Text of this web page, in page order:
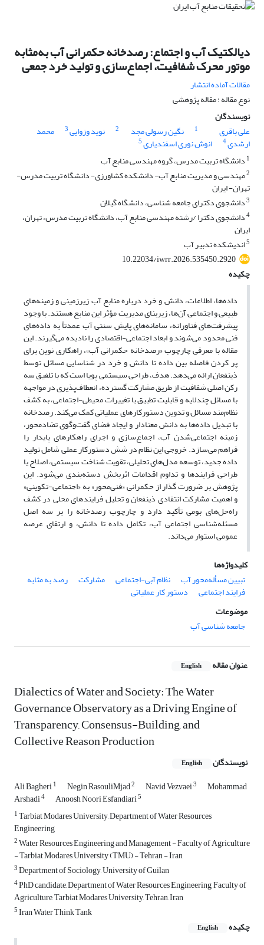
دیالکتیک آب و اجتماع: رصدخانه حکمرانی آب به‌مثابه
موتور محرک شفافیت، اجماع‌سازی و تولید خرد جمعی
مقالات آماده انتشار
نوع مقاله : مقاله پژوهشی
نویسندگان
علی باقری
1 نگین رسولی مجد 2 نوید وزوایی3 محمد
ارشدی4 انوش نوری اسفندیاری5
1 دانشگاه تربیت مدرس، گروه مهندسی منابع آب
2مهندسی و مدیریت منابع آب- دانشکده کشاورزی- دانشگاه تربیت مدرس-
تهران- ایران
3دانشجوی دکترای جامعه شناسی، دانشگاه گیلان
4دانشجوی دکترا /رشته مهندسی منابع آب، دانشگاه تربیت مدرس، تهران،
ایران
5اندیشکده تدبیر آب
10.22034/iwrr.2026.535450.2920
چکیده
داده‌ها، اطلاعات، دانش و خرد درباره منابع آب زیرزمینی و زمینه‌های
طبیعی و اجتماعی آن‌ها، زیربنای مدیریت مؤثر این منابع هستند. با وجود
پیشرفت‌های فناورانه، سامانه‌های پایش سنتی آب عمدتاً به داده‌های
فنی محدود می‌شوند و ابعاد اجتماعی-اقتصادی را نادیده می‌گیرند. این
مقاله با معرفی چارچوب «رصدخانه حکمرانی آب»، راهکاری نوین برای
پر کردن فاصله بین داده تا دانش و خرد در شناسایی مسائل توسط
ذینفعان ارائه می‌دهد. هدف، طراحی سیستمی پویا است که با تلفیق سه
رکن اصلی شفافیت از طریق مشارکت گسترده، انعطاف‌پذیری در مواجهه
با مسائل چندلایه و قابلیت تطبیق با تغییرات محیطی-اجتماعی، به کشف
نظام‌مند مسائل و تدوین دستورکارهای عملیاتی کمک می‌کند. رصدخانه
با تبدیل داده‌ها به دانش معنادار و ایجاد فضای گفت‌وگوی تضادمحور،
زمینه اجتماعی‌شدن آب، اجماع‌سازی و اجرای راهکارهای پایدار را
فراهم می‌سازد. خروجی این نظام در شش دستورکار عملی شامل تولید
داده جدید، توسعه مدل‌های تحلیلی، تقویت شناخت سیستمی، اصلاح یا
طراحی فرایندها و تداوم اقدامات اثربخش دسته‌بندی می‌شود. این
پژوهش بر ضرورت گذار از حکمرانی «فنی‌محور» به «اجتماعی-تکوینی»
و اهمیت مشارکت انتقادی ذینفعان و تحلیل فرایندهای محلی در کشف
راه‌حل‌های بومی تأکید دارد و چارچوب رصدخانه را بر سه اصل
مسئله‌شناسی اجتماعی آب، تکامل داده تا دانش، و ارتقای عرصه
عمومی استوار می‌داند.
کلیدواژه‌ها
تبیین مسأله‌محور آب
نظام آبی-اجتماعی مشارکت رصد به مثابه
فرایند اجتماعی
دستور کار عملیاتی
موضوعات
جامعه شناسی آب
عنوان مقاله English
Dialectics of Water and Society: The Water
Governance Observatory as a Driving Engine of
Transparency, Consensus-Building, and
Collective Reason Production
نویسندگان English
Ali Bagheri1 Negin RasouliMjad2 Navid Vezvaei3 Mohammad
Arshadi4 Anoosh Noori Esfandiari5
1Tarbiat Modares University, Department of Water Resources
Engineering
2Water Resources Engineering and Management - Faculty of Agriculture
- Tarbiat Modares University (TMU) - Tehran - Iran
3Department of Sociology, University of Guilan
4PhD candidate, Department of Water Resources Engineering, Faculty of
Agriculture, Tarbiat Modares University, Tehran, Iran
5Iran Water Think Tank
چکیده
English